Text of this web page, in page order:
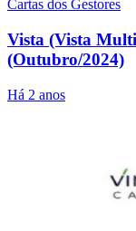
Cartas dos Gestores
Vista (Vista
(Outubro/2024)
Há 2 anos